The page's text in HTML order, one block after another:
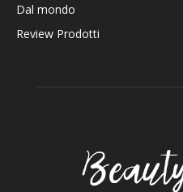
Dal mondo
Review Prodotti